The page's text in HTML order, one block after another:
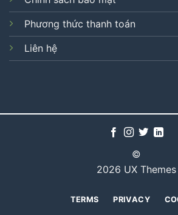
Phương thức thanh toán
Liên hệ
©
2026 UX Themes
TERMS PRIVACY